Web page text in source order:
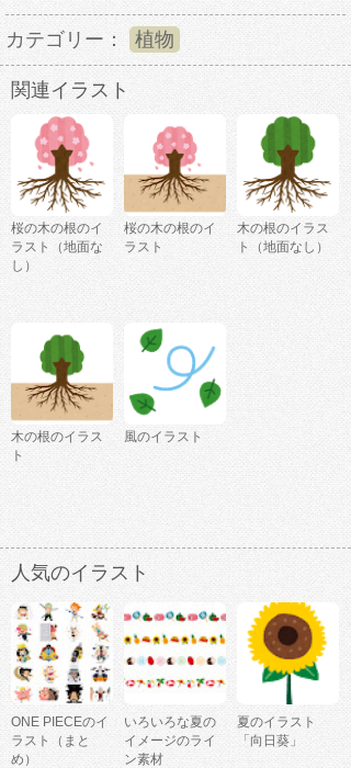
カテゴリー： 植物
関連イラスト
桜の木の根のイ
ラスト（地面な
し）
桜の木の根のイ
ラスト
木の根のイラス
ト（地面なし）
木の根のイラス
ト
風のイラスト
人気のイラスト
ONE PIECEのイ
ラスト（まと
め）
いろいろな夏の
イメージのライ
ン素材
夏のイラスト
「向日葵」